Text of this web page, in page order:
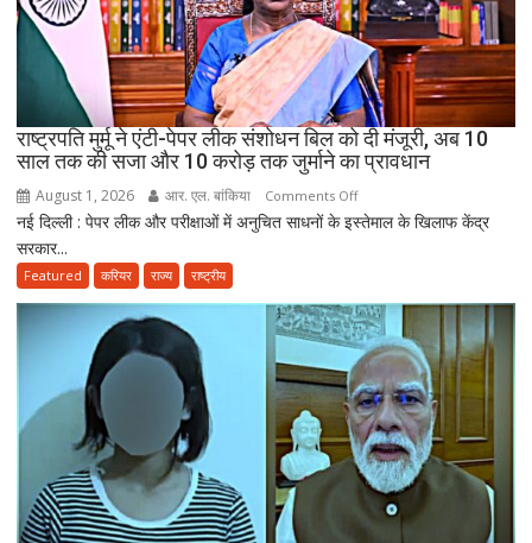
कर
सकेंगे
PG,
उत्तराखंड
स्वास्थ्य
विभाग
ने
तैयार
की
राष्ट्रपति मुर्मू ने एंटी-पेपर लीक संशोधन बिल को दी मंजूरी, अब 10
साल तक की सजा और 10 करोड़ तक जुर्माने का प्रावधान
August 1, 2026 आर. एल. बांकिया Comments Offon
राष्ट्रपति
पेपर
लीक
संशोधन
बिल
को
दी
मंजूरी,
अब
10
नई दिल्ली : पेपर लीक और परीक्षाओं में अनुचित साधनों के इस्तेमाल के खिलाफ केंद्र
सरकार...
Featured करियर राज्य राष्ट्रीय